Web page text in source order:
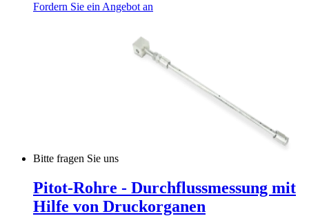
Fordern Sie ein Angebot an
Bitte fragen Sie uns
Pitot-Rohre - Durchflussmessung mit
Hilfe von Druckorganen